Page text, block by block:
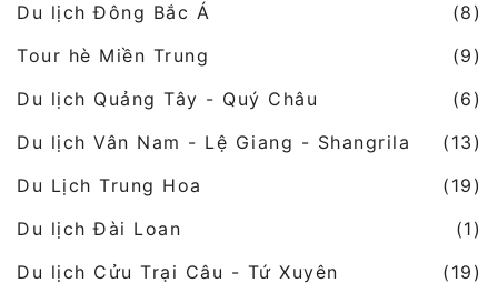
Du lịch Đông Bắc Á
(8)
Tour hè Miền Trung
(9)
Du lịch Quảng Tây - Quý Châu
(6)
Du lịch Vân Nam - Lệ Giang - Shangrila
(13)
Du Lịch Trung Hoa
(19)
Du lịch Đài Loan
(1)
Du lịch Cửu Trại Câu - Tứ Xuyên
(19)